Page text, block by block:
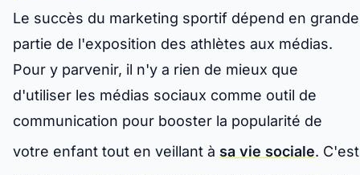
Le succès du marketing sportif dépend en grande
partie de l'exposition des athlètes aux médias.
Pour y parvenir, il n'y a rien de mieux que
d'utiliser les médias sociaux comme outil de
communication pour booster la popularité de
votre enfant tout en veillant à sa vie sociale. C'est